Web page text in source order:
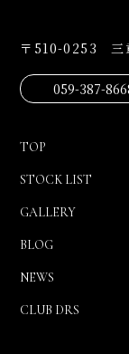
〒510-0253 三
059-387-
TOP
STOCK LIST
GALLERY
BLOG
NEWS
CLUB DRS